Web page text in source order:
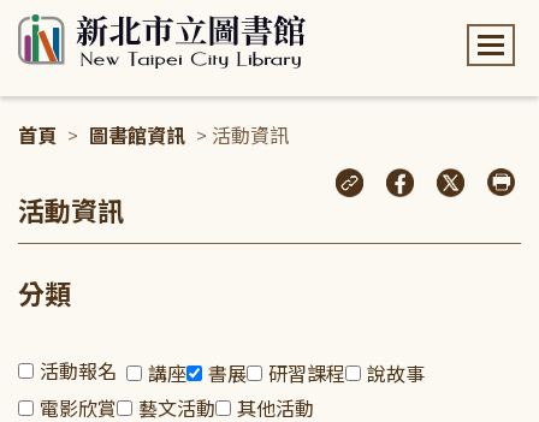
首頁 > 圖書館資訊 > 活動資訊
活動資訊
分類
活動報名 講座 書展 研習課程
說故事
電影欣賞
藝文活動 其他活動